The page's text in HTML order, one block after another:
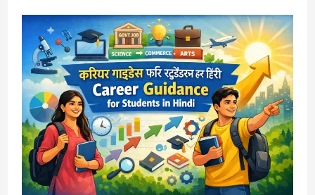
India
भारत
में
भविष्य
का
सबसे
बेहतर